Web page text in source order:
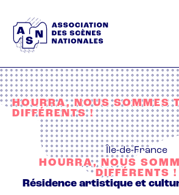
contenu
principal
HOURRA, NOUS SOMMES
DIFFÉRENTS !
Île-de-France
HOURRA, NOUS
DIFFÉRENTS !
Résidence artistique et